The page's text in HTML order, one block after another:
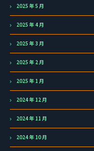
2025 年 5 月
2025 年 4 月
2025 年 3 月
2025 年 2 月
2025 年 1 月
2024 年 12 月
2024 年 11 月
2024 年 10 月